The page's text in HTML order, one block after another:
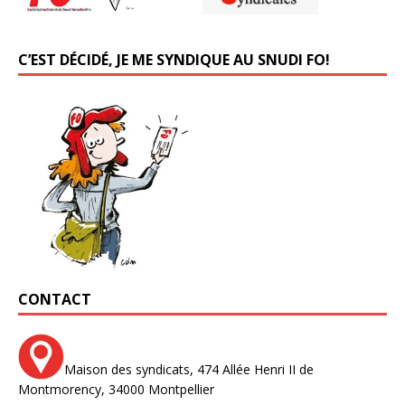
C’EST DÉCIDÉ, JE ME SYNDIQUE AU SNUDI FO!
CONTACT
Maison des syndicats, 474 Allée Henri II de
Montmorency, 34000 Montpellier